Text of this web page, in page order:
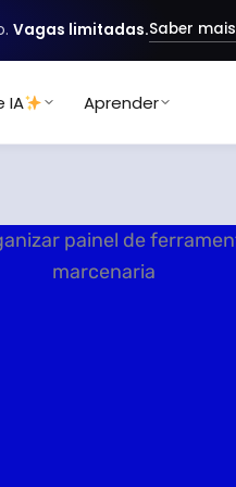
Vagas limitadas.Saber mais
IA Aprender